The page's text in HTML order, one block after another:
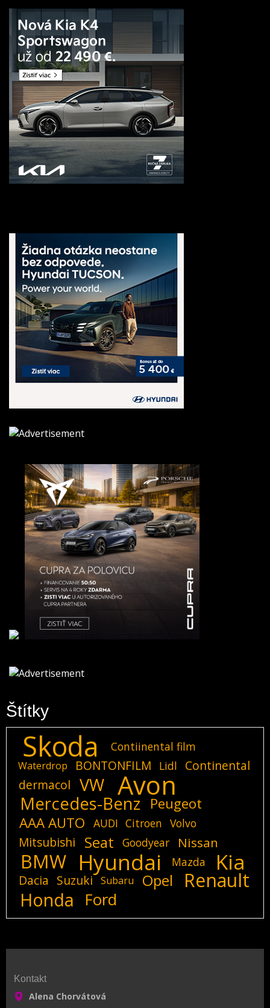
Štítky
Skoda Contiinental film
Waterdrop BONTONFILM Lidl
Continental
dermacol
VW Avon
Mercedes-Benz
Peugeot
AAA AUTO
AUDI Citroen Volvo
Mitsubishi Seat Goodyear Nissan
BMW Hyundai Mazda Kia
Dacia Suzuki Subaru Opel Renault
Honda Ford
Kontakt
Alena Chorvátová